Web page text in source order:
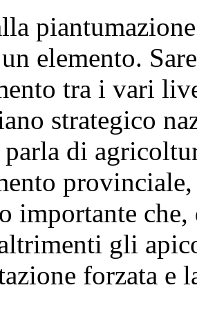
elemento.
tra i vari
strategico
di
importante
gli
forzata e